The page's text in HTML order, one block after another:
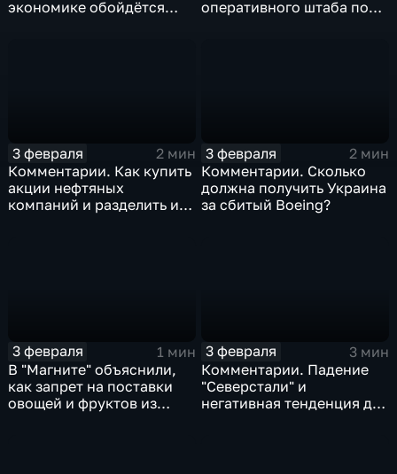
экономике обойдётся
оперативного штаба по
3 февраля
2 мин
Комментарии. Как купить
акции нефтяных
компаний и разделить их
3 февраля
2 мин
Комментарии. Сколько
должна получить Украина
за сбитый Boeing?
3 февраля
1 мин
В "Магните" объяснили,
как запрет на поставки
овощей и фруктов из
3 февраля
3 мин
Комментарии. Падение
"Северстали" и
негативная тенденция для